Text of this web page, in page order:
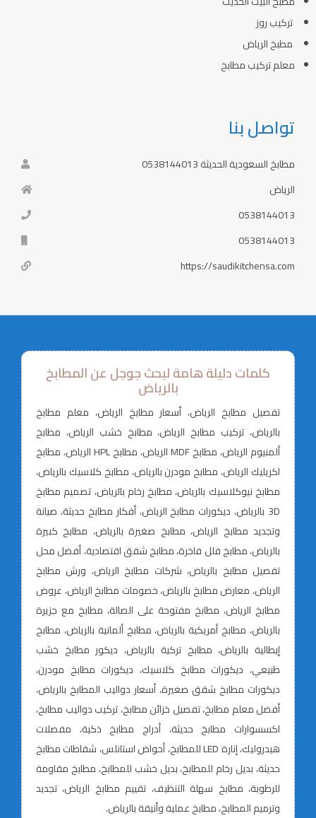
تركيب روز
مطبخ الرياض
معلم تركيب مطابخ
تواصل بنا
مطابخ السعودية الحديثة 0538144013
الرياض
0538144013
0538144013
https://saudikitchensa.com
كلمات دليلة هامة لبحث جوجل عن المطابخ
بالرياض
تفصيل مطابخ الرياض، أسعار مطابخ الرياض، معلم مطابخ
بالرياض، تركيب مطابخ الرياض، مطابخ خشب الرياض، مطابخ
ألمنيوم الرياض، مطابخ MDF الرياض، مطابخ HPL الرياض، مطابخ
اكريليك الرياض، مطابخ مودرن بالرياض، مطابخ كلاسيك بالرياض،
مطابخ نيوكلاسيك بالرياض، مطابخ رخام بالرياض، تصميم مطابخ
3D بالرياض، ديكورات مطابخ الرياض، أفكار مطابخ حديثة، صيانة
وتجديد مطابخ الرياض، مطابخ صغيرة بالرياض، مطابخ كبيرة
بالرياض، مطابخ فلل فاخرة، مطابخ شقق اقتصادية، أفضل محل
تفصيل مطابخ بالرياض، شركات مطابخ الرياض، ورش مطابخ
الرياض، معارض مطابخ بالرياض، خصومات مطابخ الرياض، عروض
مطابخ الرياض، مطابخ مفتوحة على الصالة، مطابخ مع جزيرة
بالرياض، مطابخ أمريكية بالرياض، مطابخ ألمانية بالرياض، مطابخ
إيطالية بالرياض، مطابخ تركية بالرياض، ديكور مطابخ خشب
طبيعي، ديكورات مطابخ كلاسيك، ديكورات مطابخ مودرن،
ديكورات مطابخ شقق صغيرة، أسعار دواليب المطابخ بالرياض،
أفضل معلم مطابخ، تفصيل خزائن مطابخ، تركيب دواليب مطابخ،
اكسسوارات مطابخ حديثة، أدراج مطابخ ذكية، مفصلات
هيدروليك، إنارة LED للمطابخ، أحواض استانلس، شفاطات مطابخ
حديثة، بديل رخام للمطابخ، بديل خشب للمطابخ، مطابخ مقاومة
للرطوبة، مطابخ سهلة التنظيف، تقييم مطابخ الرياض، تجديد
وترميم المطابخ، مطابخ عملية وأنيقة بالرياض.